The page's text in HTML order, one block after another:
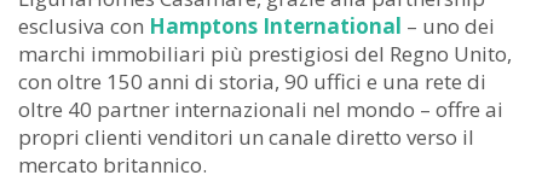
esclusiva con Hamptons International – uno dei
marchi immobiliari più prestigiosi del Regno Unito,
con oltre 150 anni di storia, 90 uffici e una rete di
oltre 40 partner internazionali nel mondo – offre ai
propri clienti venditori un canale diretto verso il
mercato britannico.